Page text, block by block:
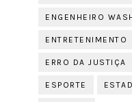
ENGENHEIRO
ENTRETENIMENTO
ERRO DA JUSTIÇA
ESPORTE